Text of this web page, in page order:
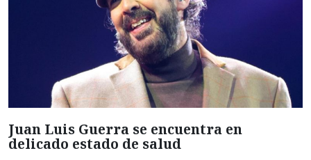
Juan Luis Guerra se encuentra en
delicado estado de salud